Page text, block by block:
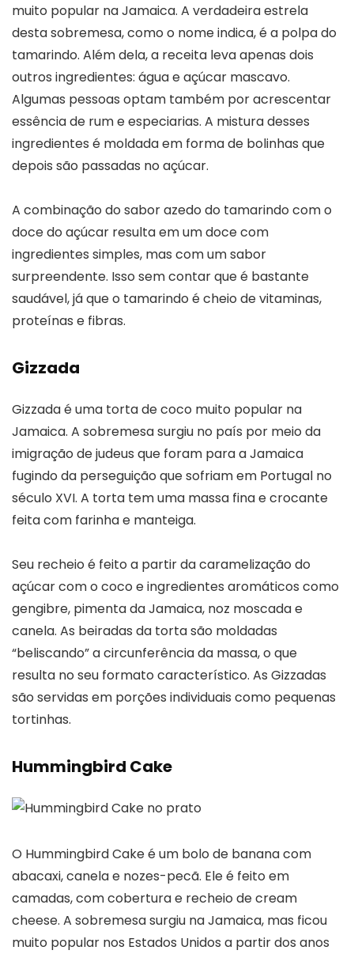
muito popular na Jamaica. A verdadeira estrela
desta sobremesa, como o nome indica, é a polpa do
tamarindo. Além dela, a receita leva apenas dois
outros ingredientes: água e açúcar mascavo.
Algumas pessoas optam também por acrescentar
essência de rum e especiarias. A mistura desses
ingredientes é moldada em forma de bolinhas que
depois são passadas no açúcar.
A combinação do sabor azedo do tamarindo com o
doce do açúcar resulta em um doce com
ingredientes simples, mas com um sabor
surpreendente. Isso sem contar que é bastante
saudável, já que o tamarindo é cheio de vitaminas,
proteínas e fibras.
Gizzada
Gizzada é uma torta de coco muito popular na
Jamaica. A sobremesa surgiu no país por meio da
imigração de judeus que foram para a Jamaica
fugindo da perseguição que sofriam em Portugal no
século XVI. A torta tem uma massa fina e crocante
feita com farinha e manteiga.
Seu recheio é feito a partir da caramelização do
açúcar com o coco e ingredientes aromáticos como
gengibre, pimenta da Jamaica, noz moscada e
canela. As beiradas da torta são moldadas
“beliscando” a circunferência da massa, o que
resulta no seu formato característico. As Gizzadas
são servidas em porções individuais como pequenas
tortinhas.
Hummingbird Cake
O Hummingbird Cake é um bolo de banana com
abacaxi, canela e nozes-pecã. Ele é feito em
camadas, com cobertura e recheio de cream
cheese. A sobremesa surgiu na Jamaica, mas ficou
muito popular nos Estados Unidos a partir dos anos